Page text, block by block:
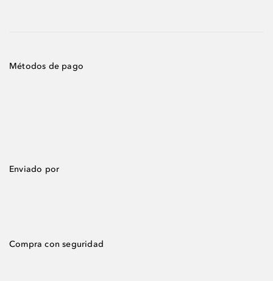
Métodos de pago
Enviado por
Compra con seguridad